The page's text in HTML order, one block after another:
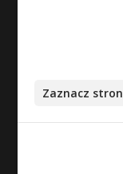
Zaznacz